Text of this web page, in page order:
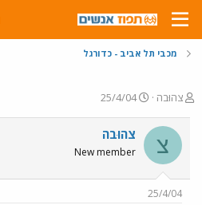
מכבי תל אביב - כדורגל
פ
ח
ה
ו
ש
צהוּבה
פ
ס
ם
ת
25/4/04
צ צהוּבה
New member
25/4/04